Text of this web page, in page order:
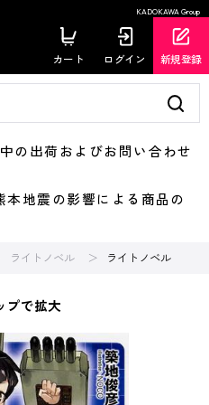
KADOKAWA Group
カート ログイン 新規登録
出荷およびお問い合わせ
地震の影響による商品の
ライトノベル ライトノベル
プで拡大